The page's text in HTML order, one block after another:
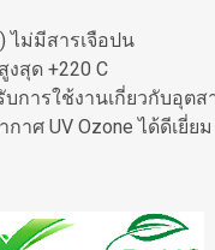
ไม่มีสารเจือปน
สุด +220 C
การใช้งานเกี่ยวกับอุต
าศ UV Ozone ได้ดีเยี่ยม